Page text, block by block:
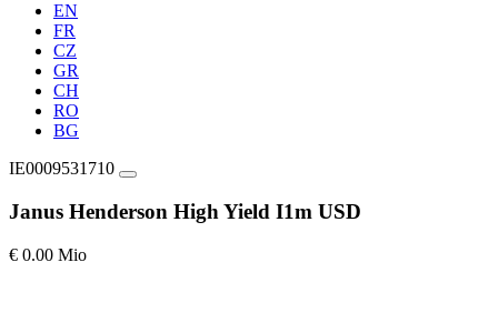
EN
FR
CZ
GR
CH
RO
BG
IE0009531710
Janus Henderson High Yield I1m USD
€ 0.00 Mio